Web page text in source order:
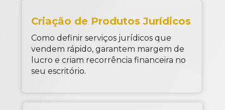
Criação de Produtos Jurídicos
Como definir serviços jurídicos que
vendem rápido, garantem margem de
lucro e criam recorrência financeira no
seu escritório.